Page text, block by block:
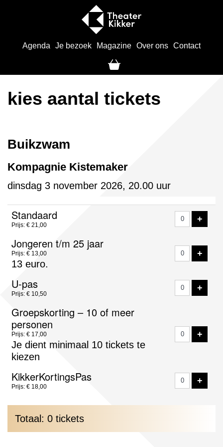
Agenda Je bezoek Magazine Over ons Contact
kies aantal tickets
Buikzwam
Kompagnie Kistemaker
dinsdag 3 november 2026, 20.00 uur
Aantal
tickets
Standaard
Prijs: € 21,00
+
Jongeren t/m 25 jaar
Prijs: € 13,00
13 euro.
+
U-pas
Prijs: € 10,50
+
Groepskorting – 10 of meer
personen
Prijs: € 17,00
Je dient minimaal 10 tickets te
kiezen
+
KikkerKortingsPas
Prijs: € 18,00
+
Totaal: 0 tickets